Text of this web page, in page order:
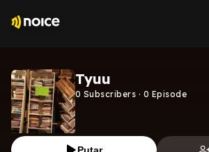
Tyuu
0 Subscribers · 0 Episode
Putar